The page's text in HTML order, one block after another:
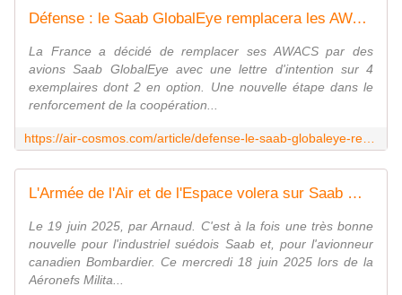
Défense : le Saab GlobalEye remplacera les AWACS français
La France a décidé de remplacer ses AWACS par des
avions Saab GlobalEye avec une lettre d'intention sur 4
exemplaires dont 2 en option. Une nouvelle étape dans le
renforcement de la coopération...
L'Armée de l'Air et de l'Espace volera sur Saab GlobalEye ! - avionslegendaires.net
Le 19 juin 2025, par Arnaud. C'est à la fois une très bonne
nouvelle pour l'industriel suédois Saab et, pour l'avionneur
canadien Bombardier. Ce mercredi 18 juin 2025 lors de la
Aéronefs Milita...